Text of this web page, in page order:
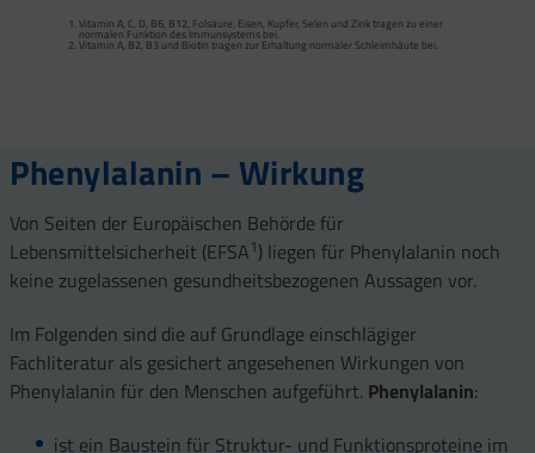
Vitamin A, C, D, B6, B12, Folsäure, Eisen, Kupfer, Selen und Zink tragen zu einer
normalen Funktion des Immunsystems bei.
Vitamin A, B2, B3 und Biotin tragen zur Erhaltung normaler Schleimhäute bei.
Vitamin A, Beta-Carotin, Vitamine B2, B3, Biotin und Zink tragen zur Erhaltung
normalen Stoffwechsel von Makronährstoffen bei.
Vitamin B2 und Biotin tragen zur Erhaltung normaler Schleimhäute (einschließlich
Darmschleimhaut) bei.
Vitamin D und Zink tragen zur normalen Funktion des Immunsystems bei.
Phenylalanin – Wirkung
Von Seiten der Europäischen Behörde für
Lebensmittelsicherheit (EFSA1) liegen für Phenylalanin noch
keine zugelassenen gesundheitsbezogenen Aussagen vor.
Im Folgenden sind die auf Grundlage einschlägiger
Fachliteratur als gesichert angesehenen Wirkungen von
Phenylalanin für den Menschen aufgeführt. Phenylalanin:
ist ein Baustein für Struktur- und Funktionsproteine im